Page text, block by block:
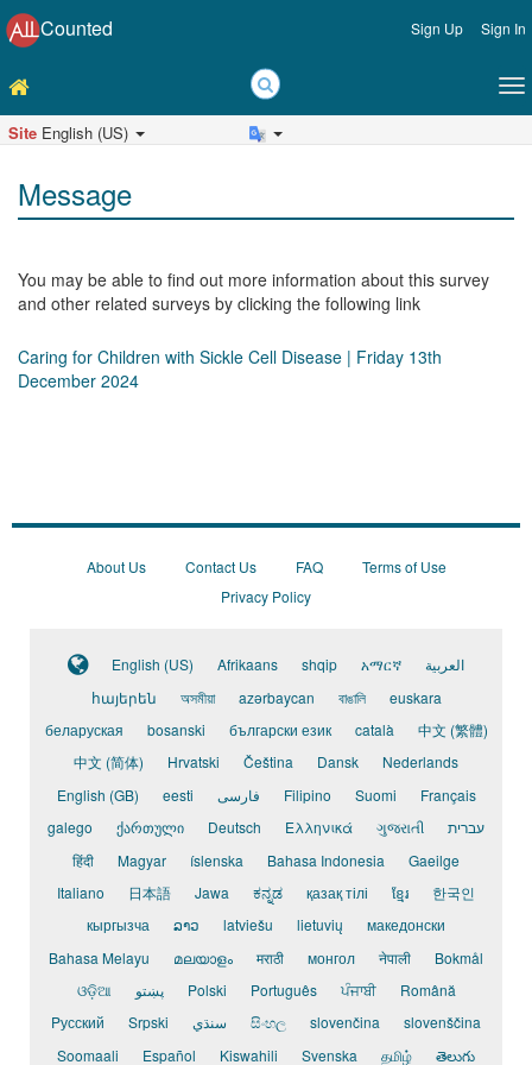
Counted Sign Up Sign In
Site English (US)
Message
You may be able to find out more information about this survey
and other related surveys by clicking the following link
Caring for Children with Sickle Cell Disease | Friday 13th
December 2024
About Us Contact Us FAQ
Terms of Use
Privacy Policy
English (US) Afrikaans shqip አማርኛ
العربية
հայերեն
অসমীয়া azərbaycan বাঙালি
euskara
беларуская
bosanski български език català
中文 (繁體)
中文 (简体)
Hrvatski Čeština Dansk
Nederlands
English (GB)
eesti فارسی Filipino Suomi
Français
galego
ქართული Deutsch Ελληνικά ગુજરાતી
עברית
हिंदी
Magyar íslenska Bahasa Indonesia
Gaeilge
Italiano
日本語 Jawa ಕನ್ನಡ қазақ тілі ខ្មែរ
한국인
кыргызча
ລາວ latviešu lietuvių
македонски
Bahasa Melayu
മലയാളം मराठी монгол नेपाली
Bokmål
ଓଡ଼ିଆ
پښتو Polski Português ਪੰਜਾਬੀ
Română
Pусский
Srpski سنڌي සිංහල slovenčina
slovenščina
Soomaali
Español Kiswahili Svenska தமிழ் తెలుగు